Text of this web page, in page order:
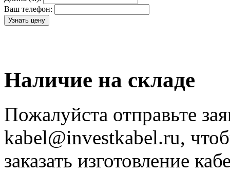
Ваш телефон:
Наличие на складе
Пожалуйста отправьте
kabel@investkabel.ru,
заказать изготовление